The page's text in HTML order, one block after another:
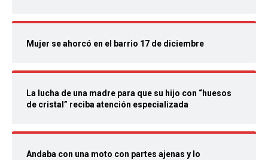
Mujer se ahorcó en el barrio 17 de diciembre
La lucha de una madre para que su hijo con “huesos
de cristal” reciba atención especializada
Andaba con una moto con partes ajenas y lo